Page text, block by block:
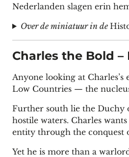
Nederlanden slagen erin
Over de miniatuur in de
Charles the Bold
Anyone looking at
Low Countries — the
Further south lie the Duchy
hostile waters. Charles
entity through the conquest
Yet he is more than a